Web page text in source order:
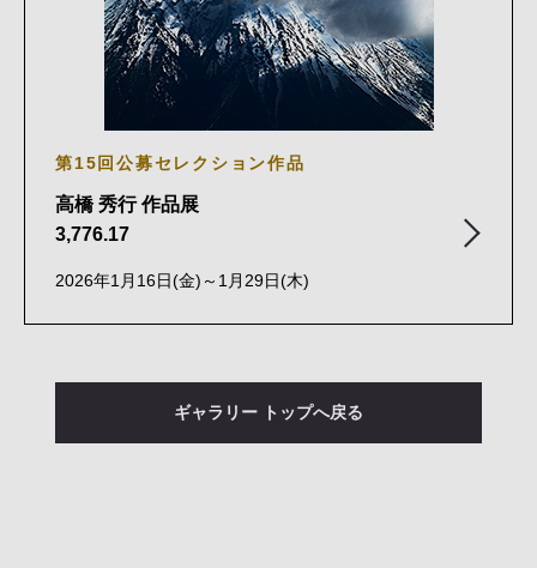
第15回公募セレクション作品
高橋 秀行 作品展
3,776.17
2026年1月16日(金)～1月29日(木)
ギャラリー トップへ戻る